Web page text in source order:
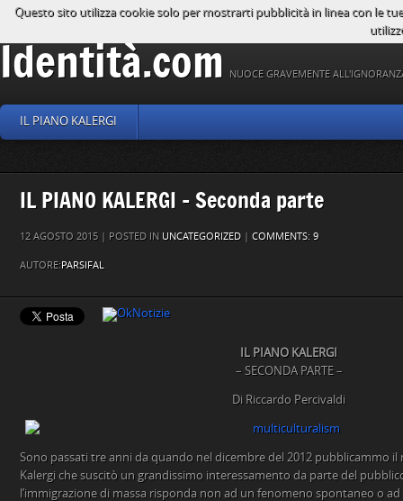
Identità.com NUOCE GRAVEMENTE
IL PIANO KALERGI
IL PIANO KALERGI – Seconda parte
12 AGOSTO 2015 | POSTED IN UNCATEGORIZED | COMMENTS: 9
AUTORE:PARSIFAL
IL PIANO KALERGI
– SECONDA PARTE –
Di Riccardo Percivaldi
Sono passati tre anni da quando nel dicembre del 2012 pubblicammo
Kalergi che suscitò un grandissimo interessamento da parte del
l’immigrazione di massa risponda non ad un fenomeno spontaneo o ad
Questo sito utilizza cookie solo per mostrarti pubblicità in linea con le